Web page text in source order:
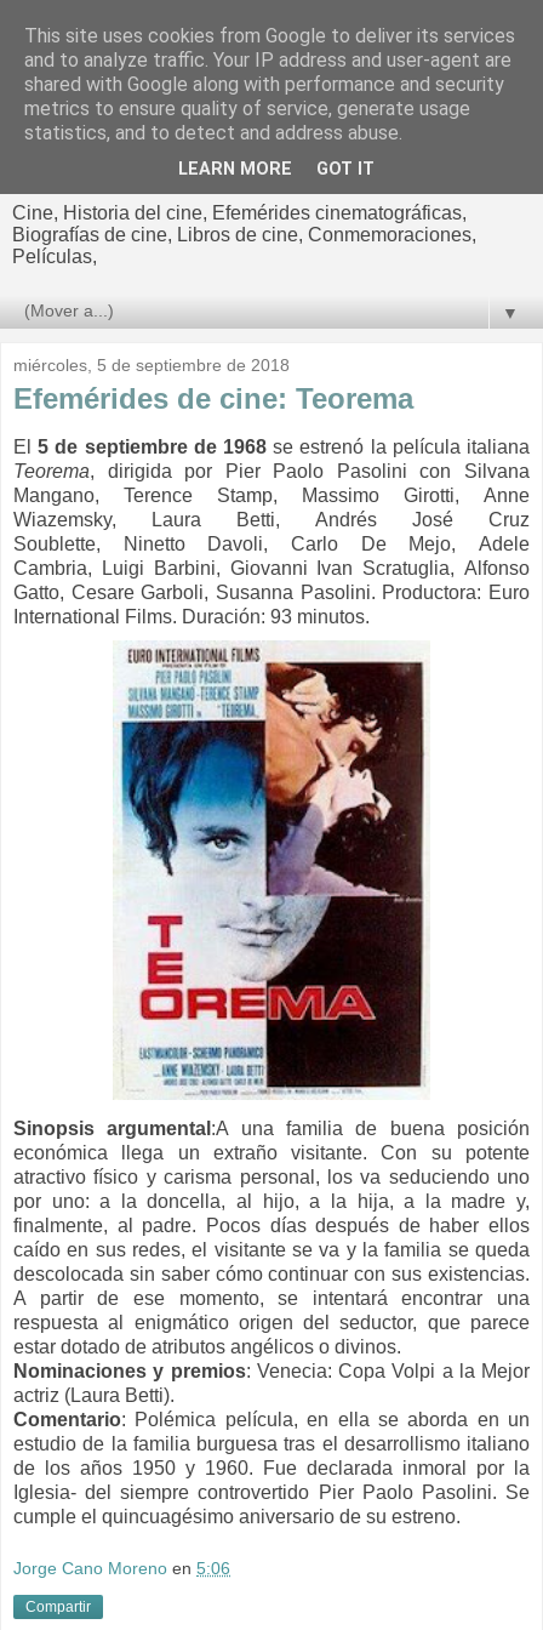
El cultural
cinematográfico de Jorge
Cine, Historia del cine, Efemérides cinematográficas,
Biografías de cine, Libros de cine, Conmemoraciones,
Películas,
▼
miércoles, 5 de septiembre de 2018
Efemérides de cine: Teorema
El5 de septiembre de 1968se estrenó la película italiana
Teorema, dirigida por Pier Paolo Pasolini con Silvana
Mangano, Terence Stamp, Massimo Girotti, Anne
Wiazemsky,
Laura Betti, Andrés José Cruz
Soublette,
Ninetto Davoli,Carlo De Mejo,Adele
Cambria,
Luigi Barbini, Giovanni Ivan Scratuglia,Alfonso
Gatto, Cesare Garboli, Susanna Pasolini. Productora: Euro
International Films. Duración: 93 minutos.
Sinopsis argumental :A una familia de buena posición
económica llega un extraño visitante. Con su potente
atractivo físico y carisma personal, los va seduciendo uno
por uno: a la doncella, al hijo, a la hija, a la madre y,
finalmente, al padre. Pocos días después de haber ellos
caído en sus redes, el visitante se va y la familia se queda
descolocada sin saber cómo continuar con sus existencias.
A partir de ese momento, se intentará encontrar una
respuesta al enigmático origen del seductor, que parece
estar dotado de atributos angélicos o divinos.
Nominaciones y premios: Venecia: Copa Volpi a la Mejor
actriz (Laura Betti).
Comentario: Polémica película, en ella se aborda en un
estudio de la familia burguesa tras el desarrollismo italiano
de los años 1950 y 1960. Fue declarada inmoral por la
Iglesia- del siempre controvertido Pier Paolo Pasolini. Se
cumple el quincuagésimo aniversario de su estreno.
Jorge Cano Moreno en 5:06
Compartir
This site uses cookies from Google to deliver its services
and to analyze traffic. Your IP address and user-agent are
shared with Google along with performance and security
metrics to ensure quality of service, generate usage
statistics, and to detect and address abuse.
LEARN MORE GOT IT